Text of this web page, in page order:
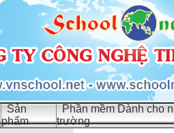
Sản
phẩm
Phần mềm Dành cho
trường